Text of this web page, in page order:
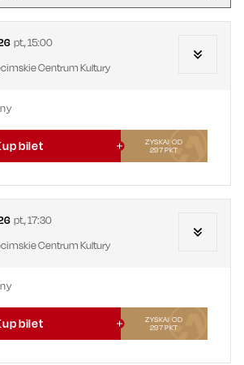
pt.,15:00
Centrum Kultury
bilet
ZYSKAJ OD
297PKT
pt.,17:30
Centrum Kultury
bilet
ZYSKAJ OD
297PKT